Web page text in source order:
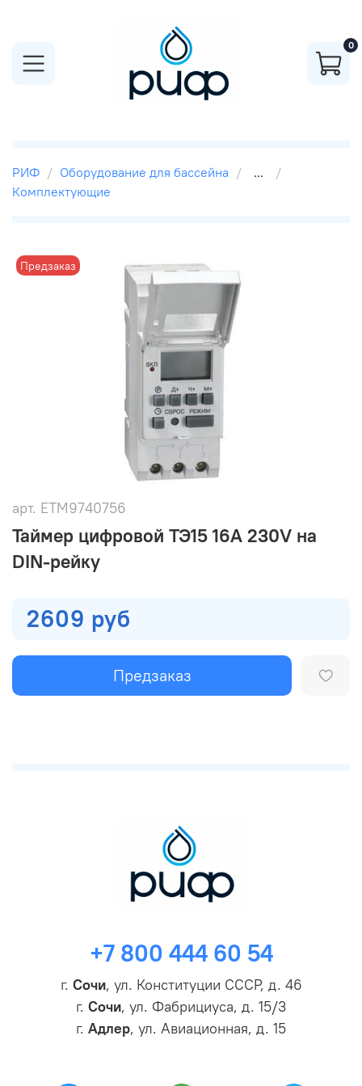
0
РИФ Оборудование для бассейна
...
Комплектующие
Предзаказ
арт. ETM9740756
Таймер цифровой ТЭ15 16А 230V на
DIN-рейку
2609 руб
Предзаказ
+7 800 444 60 54
г. Сочи, ул. Конституции СССР, д. 46
г. Сочи, ул. Фабрициуса, д. 15/3
г. Адлер, ул. Авиационная, д. 15